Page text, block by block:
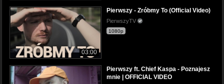
03:00
Pierwszy - Zróbmy To (Official Video)
PierwszyTV
1080p
Pierwszy ft. Chief Kaspa - Poznajesz
mnie | OFFICIAL VIDEO